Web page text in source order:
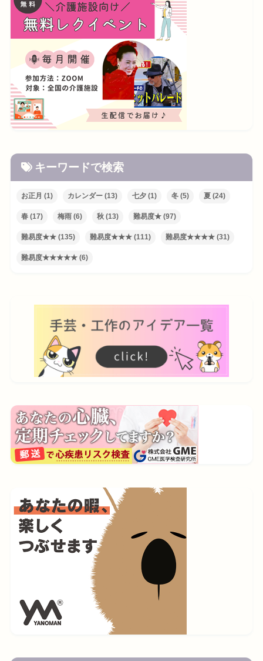
キーワードで検索
お正月 (1) カレンダー(13) 七夕(1) 冬(5) 夏(24)
春(17) 梅雨(6) 秋(13) 難易度★(97)
難易度★★(135) 難易度★★★(111) 難易度★★★★(31)
難易度★★★★★(6)